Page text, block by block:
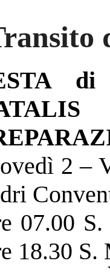
2 –
07.00
18.30 S.